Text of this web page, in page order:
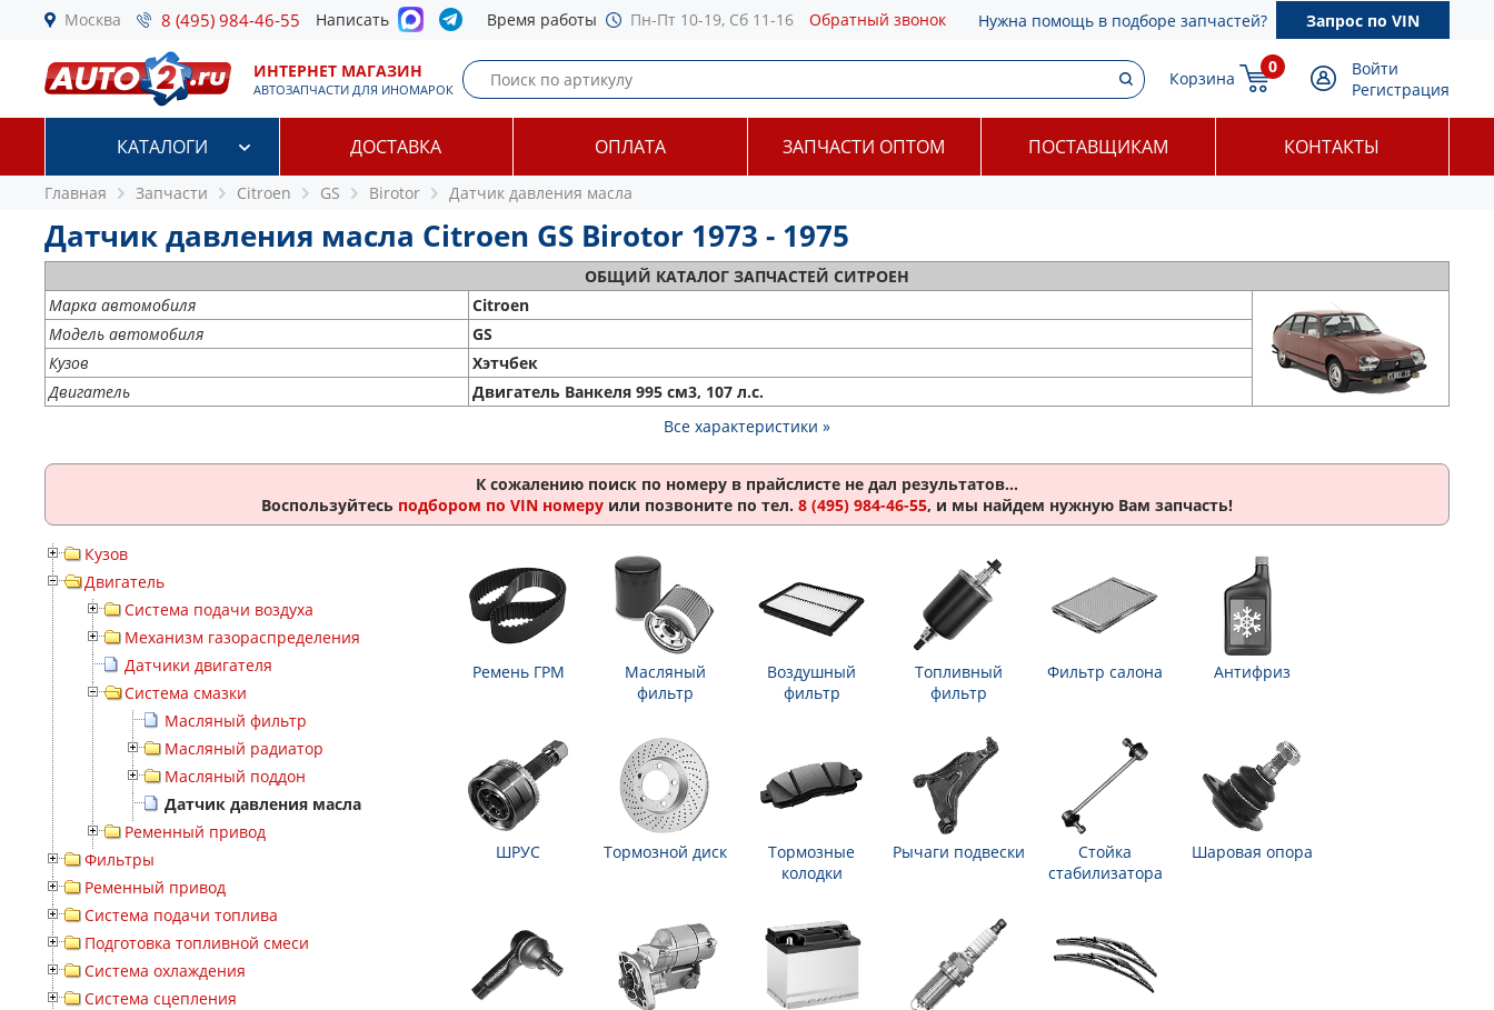
Москва 8 (495) 984-46-55 Написать Время работы Пн-Пт 10-19, Сб 11-16 Обратный звонок Нужна помощь в подборе запчастей? Запрос по VIN
ИНТЕРНЕТ МАГАЗИН
АВТОЗАПЧАСТИ ДЛЯ ИНОМАРОК
Корзина
0
Войти
Регистрация
КАТАЛОГИ ДОСТАВКА ОПЛАТА ЗАПЧАСТИ ОПТОМ ПОСТАВЩИКАМ КОНТАКТЫ
Главная Запчасти Citroen GS Birotor Датчик давления масла
Датчик давления масла Citroen GS Birotor 1973 - 1975
ОБЩИЙ КАТАЛОГ ЗАПЧАСТЕЙ СИТРОЕН
Марка автомобиля
Citroen
Модель автомобиля
GS
Кузов
Хэтчбек
Двигатель
Двигатель Ванкеля 995 см3, 107 л.с.
Все характеристики »
К сожалению поиск по номеру в прайслисте не дал результатов...
Воспользуйтесь подбором по VIN номеру или позвоните по тел. 8 (495) 984-46-55, и мы найдем нужную Вам запчасть!
Кузов
Двигатель
Система подачи воздуха
Механизм газораспределения
Датчики двигателя
Система смазки
Масляный фильтр
Масляный радиатор
Масляный поддон
Датчик давления масла
Ременный привод
Фильтры
Ременный привод
Система подачи топлива
Подготовка топливной смеси
Система охлаждения
Система сцепления
Ремень ГРМ
Масляный
фильтр
Воздушный
фильтр
Топливный
фильтр
Фильтр салона Антифриз
ШРУС Тормозной диск
Тормозные
колодки
Рычаги подвески
Стойка
стабилизатора
Шаровая опора